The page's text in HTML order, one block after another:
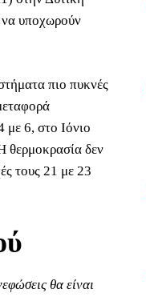
υποχωρούν
πιο πυκνές
με 6, στο Ιόνιο
θερμοκρασία δεν
τους 21 με 23
θα είναι